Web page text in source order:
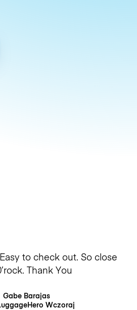
to check out. So close
Thank You
Gabe Barajas
Wczoraj